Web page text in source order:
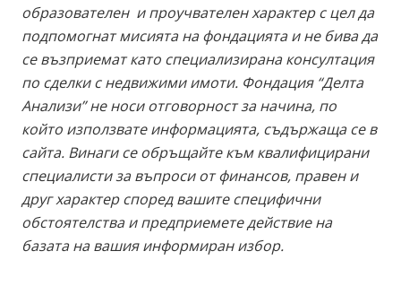
образователен и проучвателен характер с цел да
подпомогнат мисията на фондацията и не бива да
се възприемат като специализирана консултация
по сделки с недвижими имоти. Фондация “Делта
Анализи” не носи отговорност за начина, по
който използвате информацията, съдържаща се в
сайта. Винаги се обръщайте към квалифицирани
специалисти за въпроси от финансов, правен и
друг характер според вашите специфични
обстоятелства и предприемете действие на
базата на вашия информиран избор.